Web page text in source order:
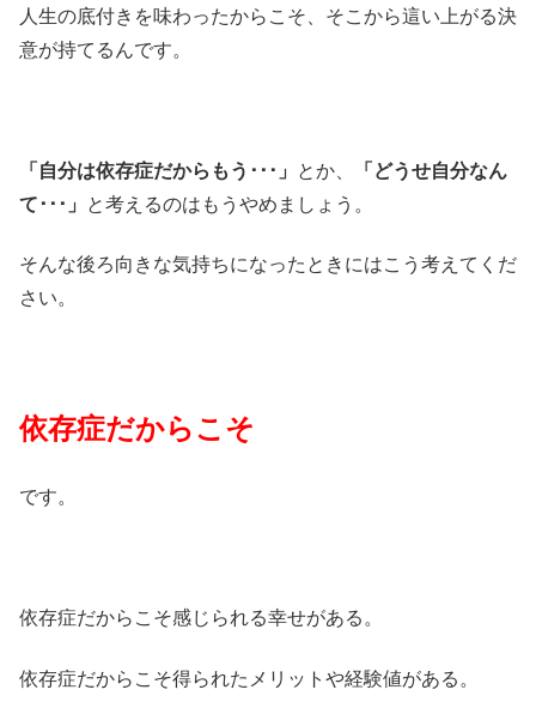
人生の底付きを味わったからこそ、そこから這い上がる決
意が持てるんです。
「自分は依存症だからもう･･･」 とか、
「どうせ自分なん
て･･･」
と考えるのはもうやめましょう。
そんな後ろ向きな気持ちになったときにはこう考えてくだ
さい。
依存症だからこそ
です。
依存症だからこそ感じられる幸せがある。
依存症だからこそ得られたメリットや経験値がある。